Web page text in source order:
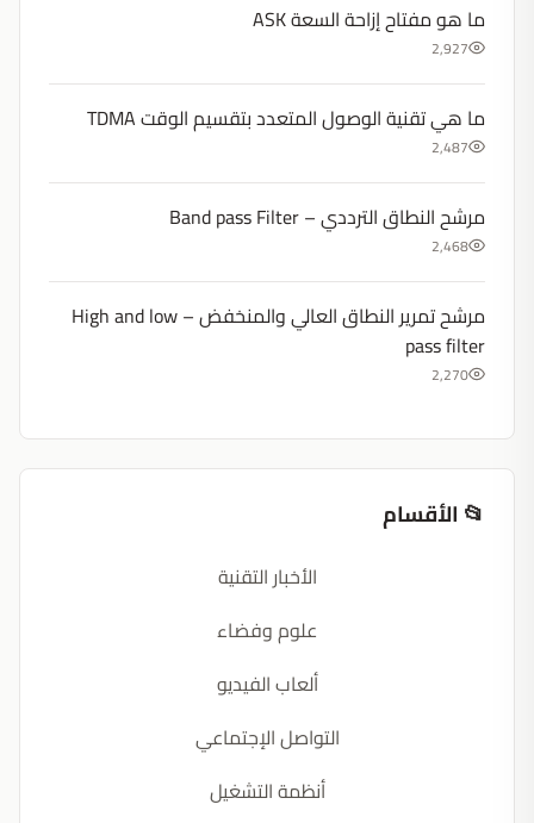
ما هو مفتاح إزاحة السعة ASK
2,927
ما هي تقنية الوصول المتعدد بتقسيم الوقت TDMA
2,487
مرشح النطاق الترددي – Band pass Filter
2,468
مرشح تمرير النطاق العالي والمنخفض – High and low
pass filter
2,270
📂 الأقسام
الأخبار التقنية
علوم وفضاء
ألعاب الفيديو
التواصل الإجتماعي
أنظمة التشغيل